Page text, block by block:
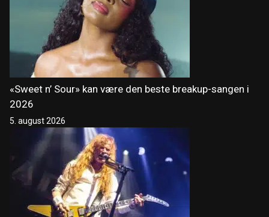
«Sweet n’ Sour» kan være den beste breakup-sangen i
2026
5. august 2026